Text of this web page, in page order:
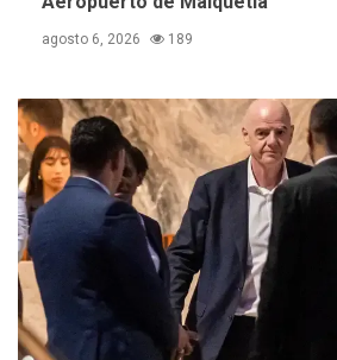
5
ÚLTIMA HORA
Concejo
Mariño
de
de Ley de
agosto 6, 2026 189